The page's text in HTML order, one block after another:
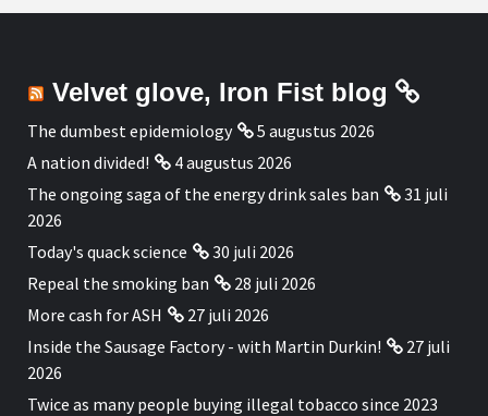
Velvet glove, Iron Fist blog
The dumbest epidemiology
5 augustus 2026
A nation divided!
4 augustus 2026
The ongoing saga of the energy drink sales ban
31 juli
2026
Today's quack science
30 juli 2026
Repeal the smoking ban
28 juli 2026
More cash for ASH
27 juli 2026
Inside the Sausage Factory - with Martin Durkin!
27 juli
2026
Twice as many people buying illegal tobacco since 2023